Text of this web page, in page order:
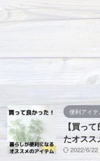
便利アイテ
【買っ
たオスス
2022/6/22